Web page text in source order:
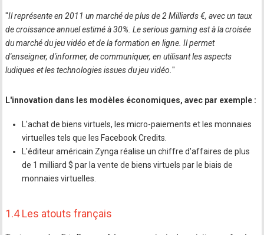
"Il représente en 2011 un marché de plus de 2 Milliards €, avec un taux
de croissance annuel estimé à 30%. Le serious gaming est à la croisée
du marché du jeu vidéo et de la formation en ligne. Il permet
d'enseigner, d'informer, de communiquer, en utilisant les aspects
ludiques et les technologies issues du jeu vidéo."
L'innovation dans les modèles économiques, avec par exemple :
L'achat de biens virtuels, les micro-paiements et les monnaies
virtuelles tels que les Facebook Credits.
L'éditeur américain Zynga réalise un chiffre d'affaires de plus
de 1 milliard $ par la vente de biens virtuels par le biais de
monnaies virtuelles.
1.4 Les atouts français